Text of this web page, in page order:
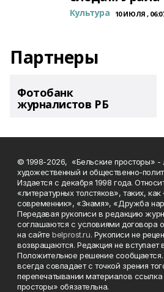
Культура 10 ИЮЛЯ ,
Партнеры
Фотобанк
журналистов РБ
© 1998-2026, «Бельские просторы» -
художественный и общественно-
Издается с декабря 1998 года.
«литературных толстяков», таких,
современник», «Знамя», «Дружба
Передавая рукописи в редакцию
соглашаются с условиями договора
на сайтеbelprost.ru. Рукописи не
возвращаются. Редакция не вступает
Положительное решение
всегда совпадает с точкой зрения
перепечатывании материалов
просторы» обязательна.